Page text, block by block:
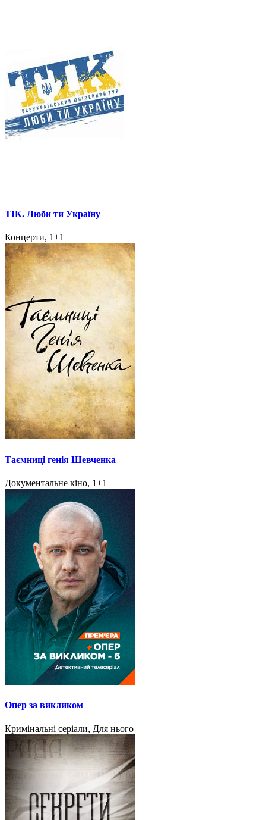
ТІК. Люби ти Україну
Концерти, 1+1
Таємниці генія Шевченка
Документальне кіно, 1+1
Опер за викликом
Кримінальні серіали, Для нього